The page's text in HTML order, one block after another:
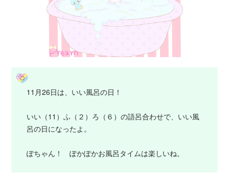
11月26日は、いい風呂の日！
いい（11）ふ（２）ろ（６）の語呂合わせで、いい風
呂の日になったよ。
ぽちゃん！ ぽかぽかお風呂タイムは楽しいね。